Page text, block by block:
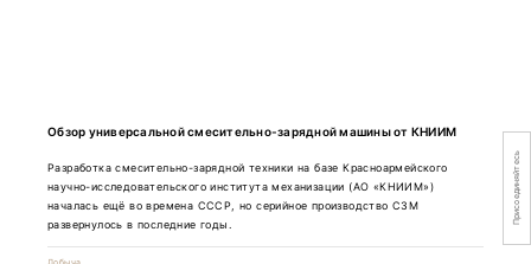
Обзор универсальной смесительно-зарядной машины от КНИИМ
Разработка смесительно-зарядной техники на базе Красноармейского
научно-исследовательского института механизации (АО «КНИИМ»)
началась ещё во времена СССР, но серийное производство СЗМ
развернулось в последние годы.
Присоединяйтесь